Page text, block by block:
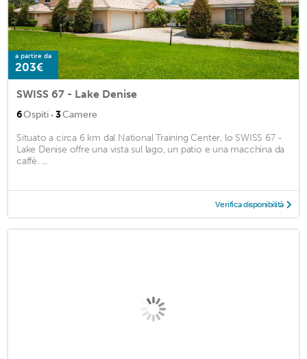
a partire da
203€
SWISS 67 - Lake Denise
6Ospiti · 3Camere
Situato a circa 6 km dal National Training Center, lo SWISS 67 -
Lake Denise offre una vista sul lago, un patio e una macchina da
caffè. ...
Verifica disponibilità